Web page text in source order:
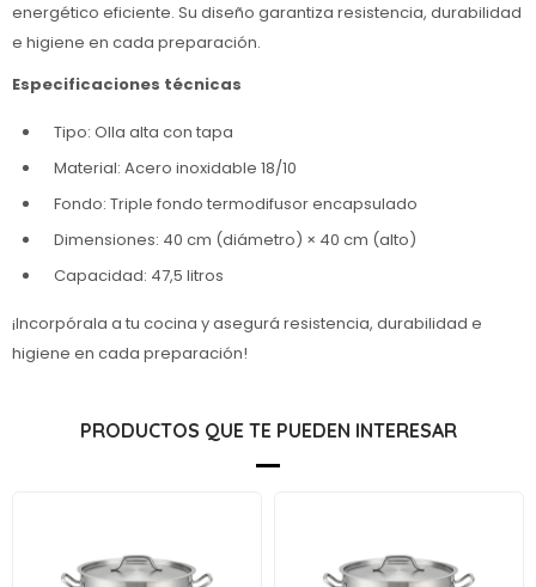
energético eficiente. Su diseño garantiza resistencia, durabilidad
e higiene en cada preparación.
Especificaciones técnicas
Tipo: Olla alta con tapa
Material: Acero inoxidable 18/10
Fondo: Triple fondo termodifusor encapsulado
Dimensiones: 40 cm (diámetro) × 40 cm (alto)
Capacidad: 47,5 litros
¡Incorpórala a tu cocina y asegurá resistencia, durabilidad e
higiene en cada preparación!
PRODUCTOS QUE TE PUEDEN INTERESAR